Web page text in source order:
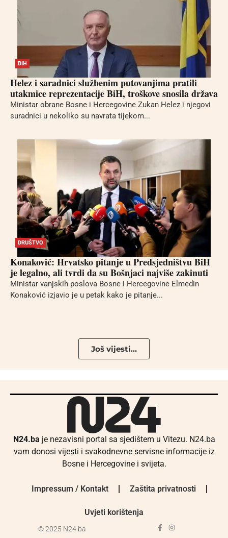
BIH
Helez i saradnici službenim putovanjima pratili
utakmice reprezentacije BiH, troškove snosila država
Ministar obrane Bosne i Hercegovine Zukan Helez i njegovi
suradnici u nekoliko su navrata tijekom...
DRUŠTVO
Konaković: Hrvatsko pitanje u Predsjedništvu BiH
je legalno, ali tvrdi da su Bošnjaci najviše zakinuti
Ministar vanjskih poslova Bosne i Hercegovine Elmedin
Konaković izjavio je u petak kako je pitanje...
Još vijesti...
N24.ba je nezavisni portal sa sjedištem u Vitezu. N24.ba
vam donosi vijesti i svakodnevne servisne informacije iz
Bosne i Hercegovine i svijeta.
Impressum / Kontakt Zaštita privatnosti
Uvjeti korištenja
© 2025 N24.ba